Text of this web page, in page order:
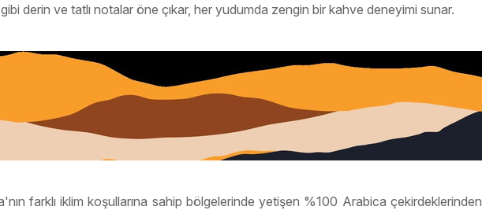
derin ve tatlı notalar öne çıkar, her yudumda zengin bir kahve deneyimi sunar.
farklı iklim koşullarına sahip bölgelerinde yetişen %100 Arabica çekirdeklerinden